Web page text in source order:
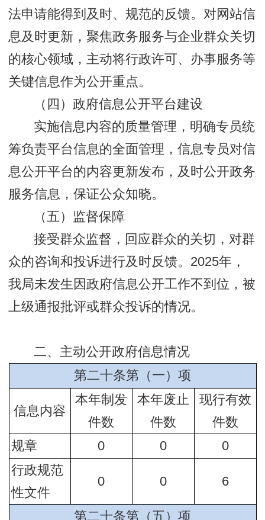
法申请能得到及时、规范的反馈。对网站信
息及时更新，聚焦政务服务与企业群众关切
的核心领域，主动将行政许可、办事服务等
关键信息作为公开重点。
（四）政府信息公开平台建设
实施信息内容的质量管理，明确专员统
筹负责平台信息的全面管理，信息专员对信
息公开平台的内容更新发布，及时公开政务
服务信息，保证公众知晓。
（五）监督保障
接受群众监督，回应群众的关切，对群
众的咨询和投诉进行及时反馈。2025年，
我局未发生因政府信息公开工作不到位，被
上级通报批评或群众投诉的情况。
二、主动公开政府信息情况
第二十条第（一）项
信息内容
本年制发
件数
本年废止
件数
现行有效
件数
规章
0 0
0
行政规范
性文件
0 0 6
第二十条第（五）项